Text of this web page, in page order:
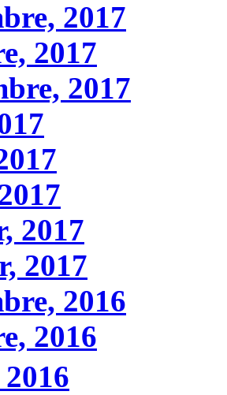
2017
2017
2017
2017
2017
2016
2016